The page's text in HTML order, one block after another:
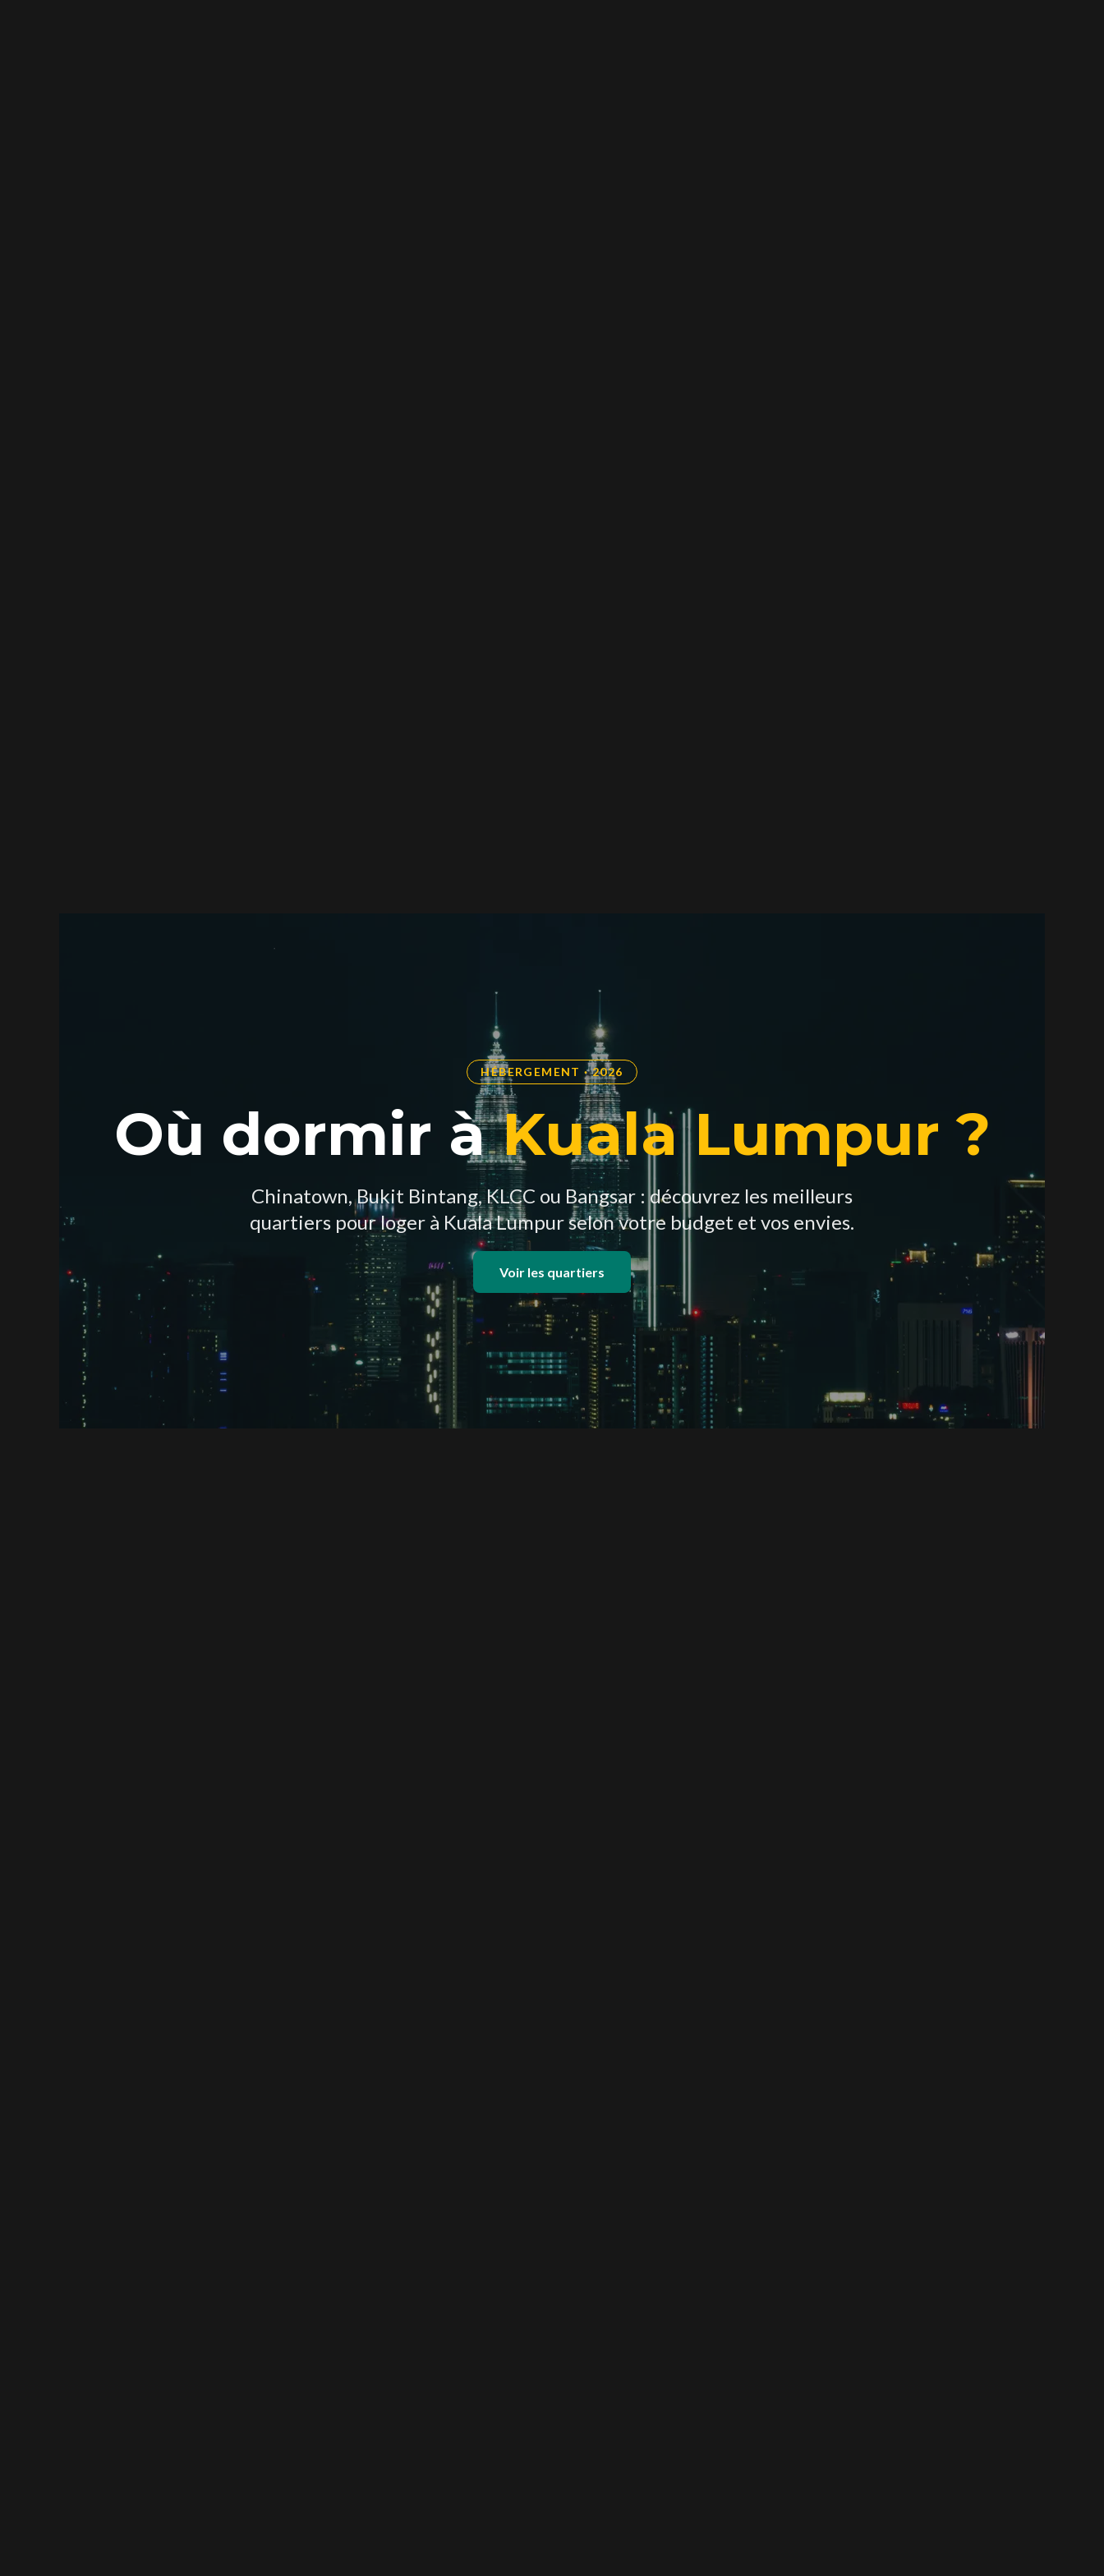
HÉBERGEMENT · 2026
Où dormir àKuala Lumpur ?
Chinatown, Bukit Bintang, KLCC ou Bangsar : découvrez les meilleurs
quartiers pour loger à Kuala Lumpur selon votre budget et vos envies.
Voir les quartiers